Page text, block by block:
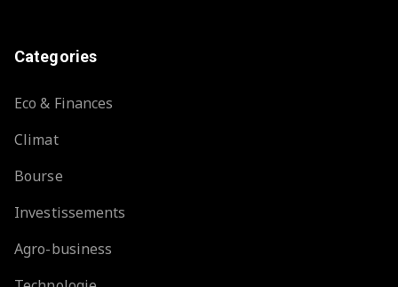
Categories
Eco & Finances
Climat
Bourse
Investissements
Agro-business